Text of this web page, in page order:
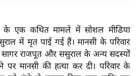
एक कथित मामले में सोशल मीडिया
में मृत पाई गई हैं। मानसी के परिवार
राजपूत और ससुराल के अन्य सदस्यों
पर मानसी की हत्या कर दी। परिवार के